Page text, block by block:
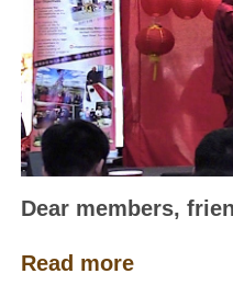
Dear members,
Read more